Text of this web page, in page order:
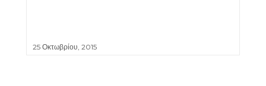
25 Οκτωβρίου, 2015